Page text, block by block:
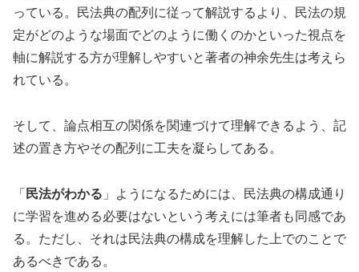
っている。民法典の配列に従って解説するより、民法の規
定がどのような場面でどのように働くのかといった視点を
軸に解説する方が理解しやすいと著者の神余先生は考えら
れている。
そして、論点相互の関係を関連づけて理解できるよう、記
述の置き方やその配列に工夫を凝らしてある。
「民法がわかる 」ようになるためには、民法典の構成通り
に学習を進める必要はないという考えには筆者も同感であ
る。ただし、それは民法典の構成を理解した上でのことで
あるべきである。